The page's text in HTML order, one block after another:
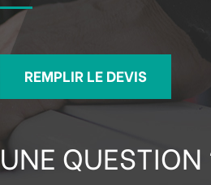
REMPLIR LE DEVIS
UNE QUESTION